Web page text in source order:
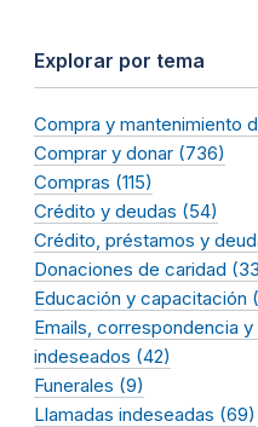
Explorar por tema
Compra y mantenimiento
Comprar y donar (736)
Compras (115)
Crédito y deudas (54)
Crédito, préstamos y
Donaciones de caridad
Educación y capacitación
Emails, correspondencia
indeseados (42)
Funerales (9)
Llamadas indeseadas (69)